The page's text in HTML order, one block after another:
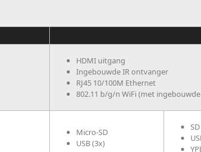
HDMI uitgang
Ingebouwde IR ontvanger
RJ45 10/100M Ethernet
802.11 b/g/n WiFi (met
Micro-SD
USB (3x)
SD